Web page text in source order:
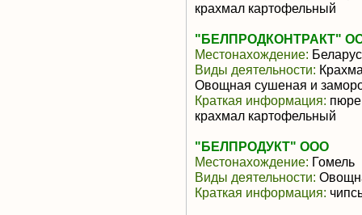
крахмал картофельный
"БЕЛПРОДКОНТРАКТ"
Местонахождение:
Виды деятельности:
Овощная сушеная и
Краткая информация: пюре
крахмал картофельный
"БЕЛПРОДУКТ" ООО
Местонахождение: Гомель
Виды деятельности:
Краткая информация: